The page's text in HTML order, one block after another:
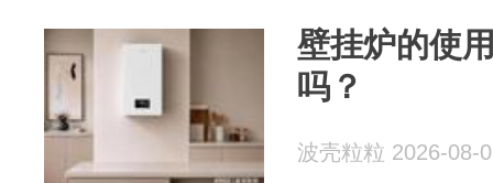
壁挂炉的使
吗？
波壳粒粒 2026-08-